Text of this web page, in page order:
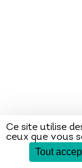
Ce site utilise
ceux que vous
Tout